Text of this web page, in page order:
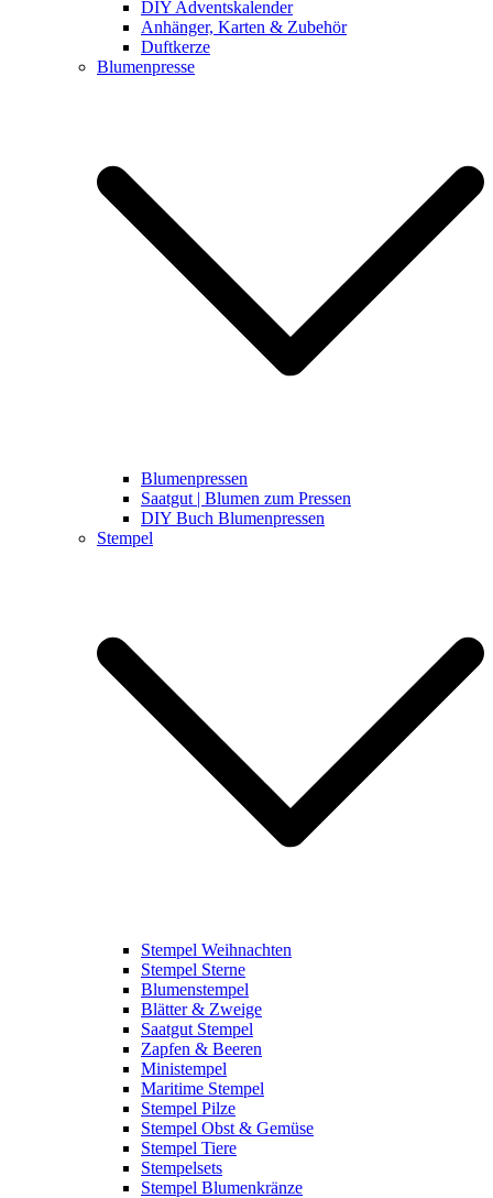
DIY Adventskalender
Anhänger, Karten & Zubehör
Duftkerze
Blumenpresse
Blumenpressen
Saatgut | Blumen zum Pressen
DIY Buch Blumenpressen
Stempel
Stempel Weihnachten
Stempel Sterne
Blumenstempel
Blätter & Zweige
Saatgut Stempel
Zapfen & Beeren
Ministempel
Maritime Stempel
Stempel Pilze
Stempel Obst & Gemüse
Stempel Tiere
Stempelsets
Stempel Blumenkränze